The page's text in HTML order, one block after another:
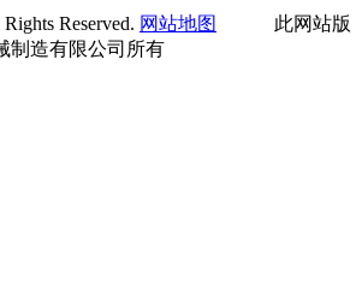
Reserved. 网站地图
此网站版
制造有限公司所有